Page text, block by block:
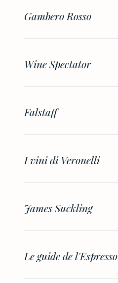
Gambero Rosso
Wine Spectator
Falstaff
I vini di Veronelli
James Suckling
Le guide de l'Espresso